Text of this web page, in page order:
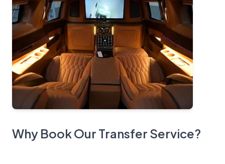
Why Book Our Transfer Service?